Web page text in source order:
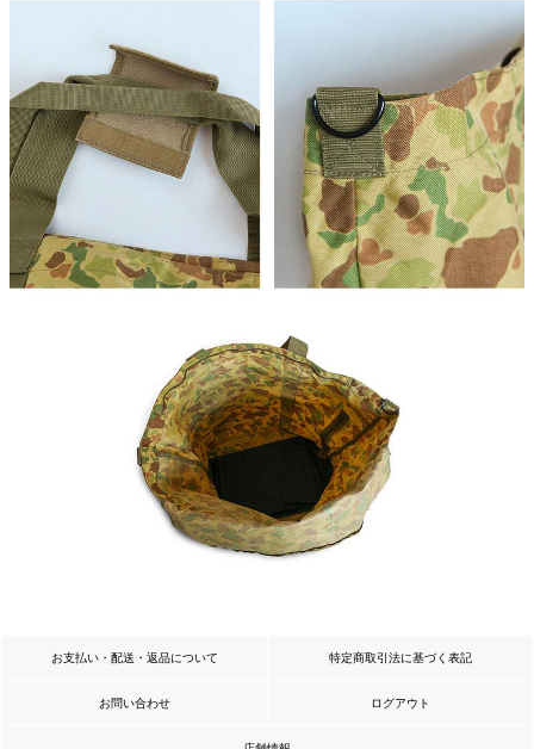
お支払い・配送・返品について 特定商取引法に基づく表記
お問い合わせ ログアウト